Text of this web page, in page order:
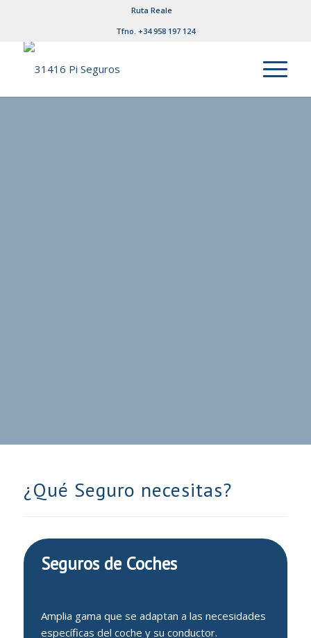
Ruta Reale
Tfno. +34 958 197 124
¿Qué Seguro necesitas?
Seguros de Coches
Amplia gama que se adaptan a las necesidades
específicas del coche y su conductor.